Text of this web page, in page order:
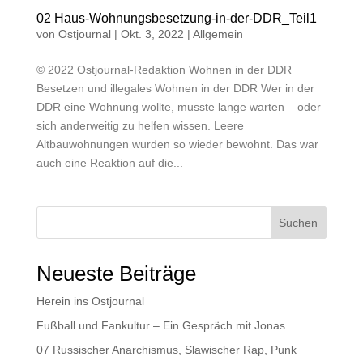
02 Haus-Wohnungsbesetzung-in-der-DDR_Teil1
von Ostjournal| Okt. 3, 2022 | Allgemein
© 2022 Ostjournal-Redaktion Wohnen in der DDR
Besetzen und illegales Wohnen in der DDR Wer in der
DDR eine Wohnung wollte, musste lange warten – oder
sich anderweitig zu helfen wissen. Leere
Altbauwohnungen wurden so wieder bewohnt. Das war
auch eine Reaktion auf die...
Suchen
Neueste Beiträge
Herein ins Ostjournal
Fußball und Fankultur – Ein Gespräch mit Jonas
07 Russischer Anarchismus, Slawischer Rap, Punk